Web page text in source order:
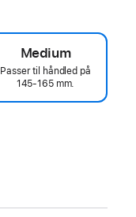
Medium
Passer til håndled på
145-165 mm.